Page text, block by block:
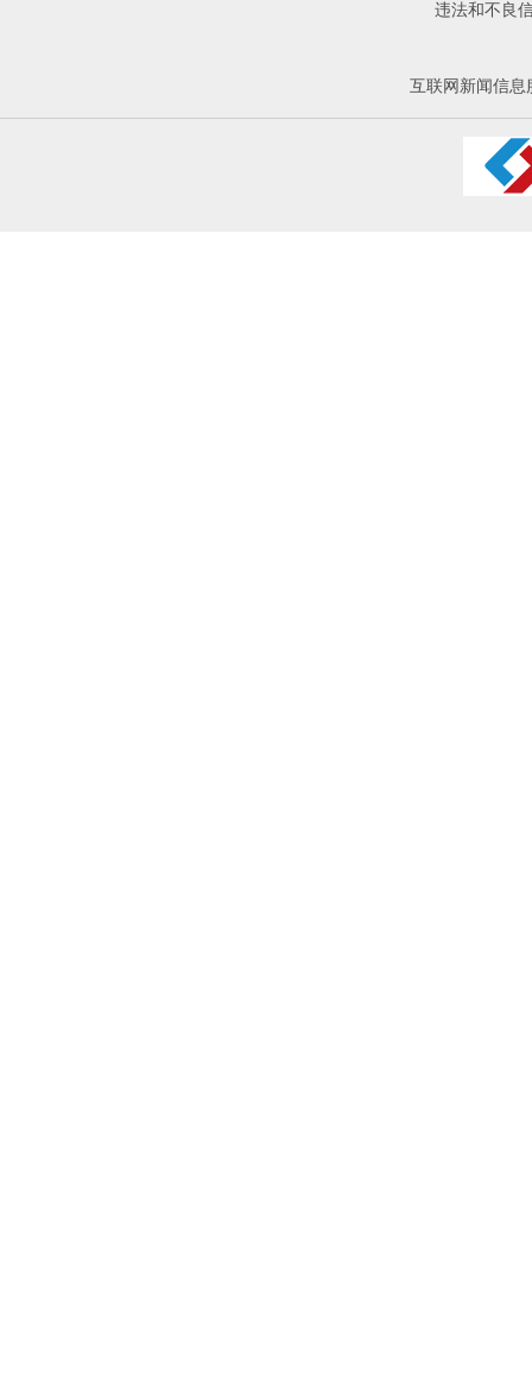
违法和不良
互联网新闻信息